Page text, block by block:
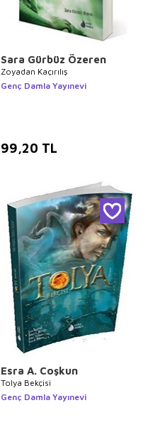
Sara Gürbüz Özeren
Zoyadan Kaçırılış
Genç Damla Yayınevi
99,20 TL
Esra A. Coşkun
Tolya Bekçisi
Genç Damla Yayınevi